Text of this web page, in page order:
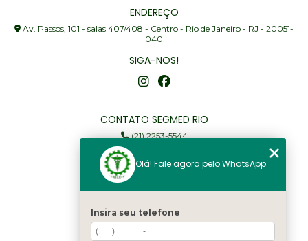
ENDEREÇO
Av. Passos, 101 - salas 407/408 - Centro - Rio de Janeiro - RJ - 20051-
040
SIGA-NOS!
CONTATO SEGMED RIO
(21) 2253-5544
(21) 97905-3352
segmed@segmedrio.com.br
MENU
Home
Olá! Fale agora pelo WhatsApp
Insira seu telefone